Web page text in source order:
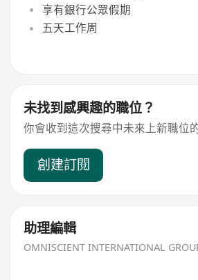
享有銀行公眾假期
五天工作周
未找到感興趣的職位？
你會收到這次搜尋中未來上新職位
創建訂閱
助理編輯
OMNISCIENT INTERNATIONAL